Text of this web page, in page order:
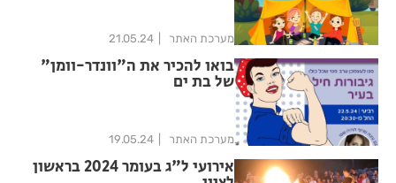
מערכת האתר 21.05.24
בואו להכיר את ה"וונדר-וומן"
של בת ים
מערכת האתר 19.05.24
אירועי ל"ג בעומר 2024 בראשון